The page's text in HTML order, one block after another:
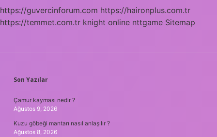
https://guvercinforum.com https://haironplus.com.tr
https://temmet.com.tr knight online nttgame Sitemap
SIDEBAR
Son Yazılar
Çamur kayması nedir ?
Ağustos 9, 2026
Kuzu göbeği mantarı nasıl anlaşılır ?
Ağustos 8, 2026